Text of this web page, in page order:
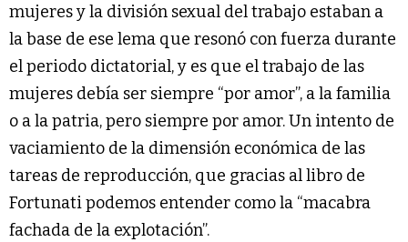
mujeres y la división sexual del trabajo estaban a
la base de ese lema que resonó con fuerza durante
el periodo dictatorial, y es que el trabajo de las
mujeres debía ser siempre “por amor”, a la familia
o a la patria, pero siempre por amor. Un intento de
vaciamiento de la dimensión económica de las
tareas de reproducción, que gracias al libro de
Fortunati podemos entender como la “macabra
fachada de la explotación”.